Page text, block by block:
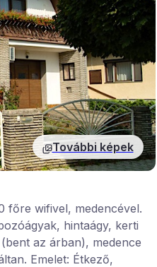
További képek
főre wifivel, medencével.
hintaágy, kerti
az árban), medence
Emelet: Étkező,